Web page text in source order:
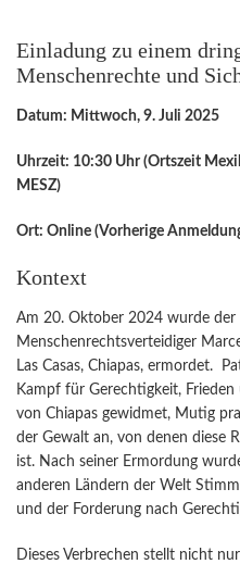
Einladung zu einem
Menschenrechte und
Datum: Mittwoch, 9. Juli 2025
Uhrzeit: 10:30 Uhr (Ortszeit
MESZ)
Ort: Online (Vorherige
Kontext
Am 20. Oktober 2024 wurde der
Menschenrechtsverteidiger
Las Casas, Chiapas, ermordet.
Kampf für Gerechtigkeit,
von Chiapas gewidmet, Mutig
der Gewalt an, von denen diese
ist. Nach seiner Ermordung
anderen Ländern der Welt
und der Forderung nach
Dieses Verbrechen stellt nicht